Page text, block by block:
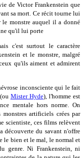
de Victor Frankenstein que
sa mort. Ce récit tourne lui
le monstre auquel il a donné
qu'il lui porte
c'est surtout le caractère
et le monstre, malgré
qu'ils aiment et admirent
inconsciente qui le fait
Mister Hyde), l'homme est
mentale hors norme. On
artificiels crées par
scientiste, ces films relèvent
découverte du savant n'offre
le bien et le mal, le normal et
genre. Ni Frankenstein, ni